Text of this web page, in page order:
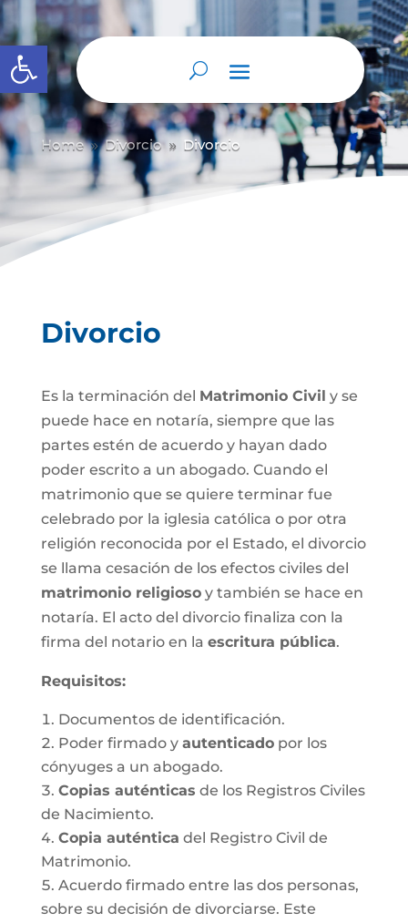
Abrir barra de herramientas
Home 9 Divorcio 9 Divorcio
Divorcio
Es la terminación del Matrimonio Civil y se
puede hace en notaría, siempre que las
partes estén de acuerdo y hayan dado
poder escrito a un abogado. Cuando el
matrimonio que se quiere terminar fue
celebrado por la iglesia católica o por otra
religión reconocida por el Estado, el divorcio
se llama cesación de los efectos civiles del
matrimonio religiosoy también se hace en
notaría. El acto del divorcio finaliza con la
firma del notario en la escritura pública.
Requisitos:
Documentos de identificación.
Poder firmado y autenticadopor los
cónyuges a un abogado.
Copias auténticas de los Registros Civiles
de Nacimiento.
Copia auténtica del Registro Civil de
Matrimonio.
Acuerdo firmado entre las dos personas,
sobre su decisión de divorciarse. Este